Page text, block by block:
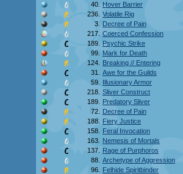
40.
Hover Barrier
236. Volatile Rig
3.
Decree of Pain
217. Coerced Confession
189.
Psychic Strike
99. Mark for Death
124.
Breaking // Entering
31.
Awe for the Guilds
59.
Illusionary Armor
218. Sliver Construct
189.
Predatory Sliver
72.
Decree of Pain
188.
Fiery Justice
158.
Feral Invocation
163.
Nemesis of Mortals
137.
Rage of Purphoros
88. Archetype of Aggression
96.
Felhide Spiritbinder